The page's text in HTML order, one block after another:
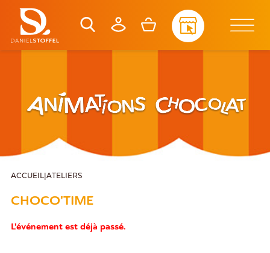
ACCUEIL| ATELIERS
CHOCO'TIME
L'événement est déjà passé.